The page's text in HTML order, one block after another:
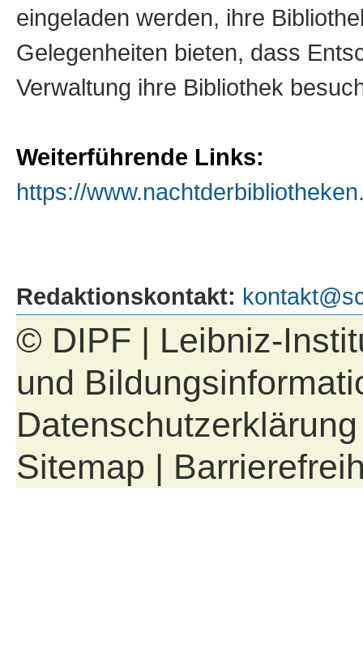
eingeladen werden, ihre
Gelegenheiten bieten, dass
Verwaltung ihre Bibliothek
Weiterführende Links:
https://
Redaktionskontakt:
© DIPF | Leibniz-
und
Datenschutzerklärung
Sitemap |